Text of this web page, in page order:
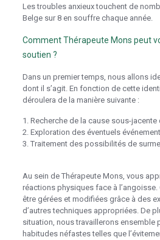
Les troubles anxieux touchent de
Belge sur 8 en souffre chaque année.
Comment Thérapeute Mons peut
soutien ?
Dans un premier temps, nous allons
dont il s’agit. En fonction de cette
déroulera de la manière suivante :
1. Recherche de la cause sous-jacente
2. Exploration des éventuels
3. Traitement des possibilités de
Au sein de Thérapeute Mons, vous
réactions physiques face à
être gérées et modifiées grâce à des
d’autres techniques appropriées. De
situation, nous travaillerons ensemble
habitudes néfastes telles que